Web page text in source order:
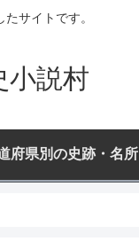
サイトです。
小説村
府県別の史跡・名所